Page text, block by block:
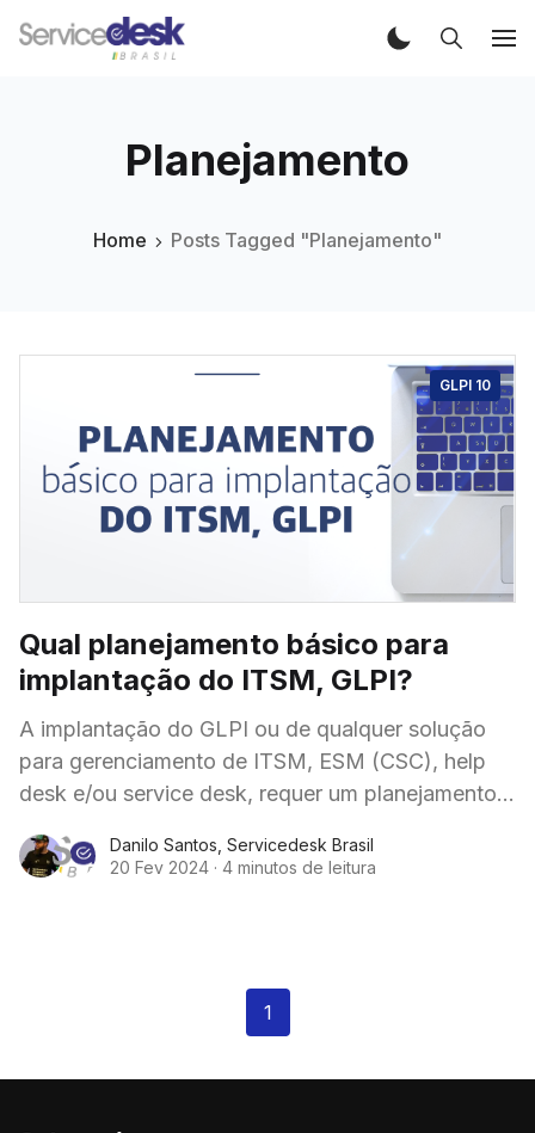
Planejamento
Home Posts Tagged "Planejamento"
GLPI 10
Qual planejamento básico para
implantação do ITSM, GLPI?
A implantação do GLPI ou de qualquer solução
para gerenciamento de ITSM, ESM (CSC), help
desk e/ou service desk, requer um planejamento
Danilo Santos Servicedesk Brasil
20 Fev 2024 · 4 minutos de leitura
1